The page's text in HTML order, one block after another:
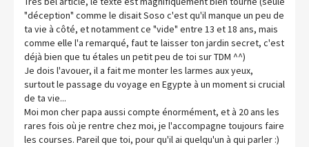
"déception" comme le disait Soso c'est qu'il manque un peu de
ta vie à côté, et notamment ce "vide" entre 13 et 18 ans, mais
comme elle l'a remarqué, faut te laisser ton jardin secret, c'est
déjà bien que tu étales un petit peu de toi sur TDM ^^)
Je dois l'avouer, il a fait me monter les larmes aux yeux,
surtout le passage du voyage en Egypte à un moment si crucial
de ta vie...
Moi mon cher papa aussi compte énormément, et à 20 ans les
rares fois où je rentre chez moi, je l'accompagne toujours faire
les courses. Pareil que toi, pour qu'il ai quelqu'un à qui parler :)